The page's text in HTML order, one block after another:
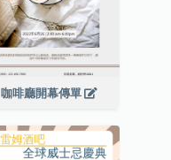
咖啡廳開幕傳單